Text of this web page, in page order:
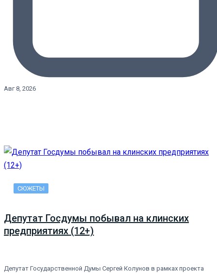
Авг 8, 2026
СЮЖЕТЫ
Депутат Госдумы побывал на клинских
предприятиях (12+)
Депутат Государственной Думы Сергей Колунов в рамках проекта